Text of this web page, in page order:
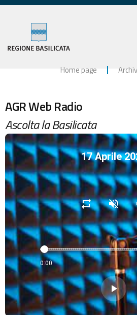
Home page
AGR Web Radio
Ascolta la Basilicata
17 Aprile
repeat volume_off
0:00
play_arrow